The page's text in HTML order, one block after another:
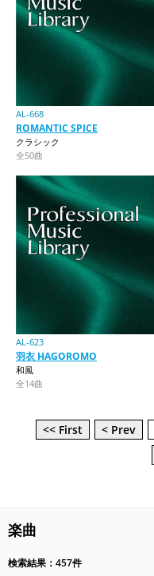
AL-668
ROMANTIC SPICE
クラシック
全50曲
AL-623
羽衣 HAGOROMO
和風
全14曲
<< First < Prev
楽曲
検索結果：457件